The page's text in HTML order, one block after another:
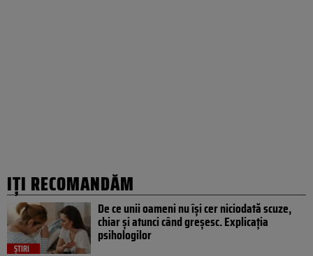
IȚI RECOMANDĂM
ȘTIRI
De ce unii oameni nu își cer niciodată scuze,
chiar și atunci când greșesc. Explicația
psihologilor